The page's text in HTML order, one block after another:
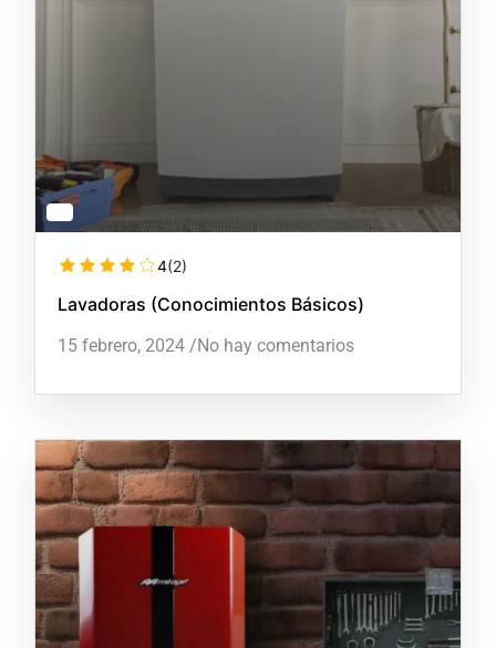
4(2)
Lavadoras (Conocimientos Básicos)
15 febrero, 2024 /No hay comentarios